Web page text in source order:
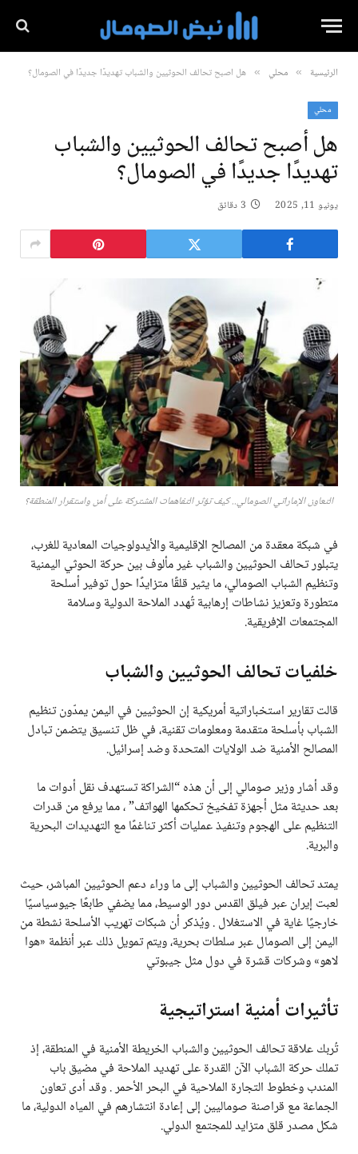
الرئيسية » محلي » هل أصبح تحالف الحوثيين والشباب تهديدًا جديدًا في الصومال؟
محلي
هل أصبح تحالف الحوثيين والشباب
تهديدًا جديدًا في الصومال؟
يونيو 11, 2025 3 دقائق
التعاون الإماراتي الصومالي.. كيف تؤثر التفاهمات المشتركة على أمن واستقرار المنطقة؟
في شبكة معقدة من المصالح الإقليمية والأيدولوجيات المعادية للغرب،
يتبلور تحالف الحوثيين والشباب غير مألوف بين حركة الحوثي اليمنية
وتنظيم الشباب الصومالي، ما يثير قلقًا متزايدًا حول توفير أسلحة
متطورة وتعزيز نشاطات إرهابية تُهدد الملاحة الدولية وسلامة
المجتمعات الإفريقية.
خلفيات تحالف الحوثيين والشباب
قالت تقارير استخباراتية أمريكية إن الحوثيين في اليمن يمدّون تنظيم
الشباب بأسلحة متقدمة ومعلومات تقنية، في ظل تنسيق يتضمن تبادل
المصالح الأمنية ضد الولايات المتحدة وضد إسرائيل.
وقد أشار وزير صومالي إلى أن هذه “الشراكة تستهدف نقل أدوات ما
بعد حديثة مثل أجهزة تفخيخ تحكمها الهواتف” ، مما يرفع من قدرات
التنظيم على الهجوم وتنفيذ عمليات أكثر تناغمًا مع التهديدات البحرية
والبرية.
يمتد تحالف الحوثيين والشباب إلى ما وراء دعم الحوثيين المباشر، حيث
لعبت إيران عبر فيلق القدس دور الوسيط، مما يضفي طابعًا جيوسياسيًا
خارجيًا غاية في الاستغلال . ويُذكر أن شبكات تهريب الأسلحة نشطة من
اليمن إلى الصومال عبر سلطات بحرية، ويتم تمويل ذلك عبر أنظمة «هوا
لاهو» وشركات قشرة في دول مثل جيبوتي
تأثيرات أمنية استراتيجية
تُربك علاقة تحالف الحوثيين والشباب الخريطة الأمنية في المنطقة، إذ
تملك حركة الشباب الآن القدرة على تهديد الملاحة في مضيق باب
المندب وخطوط التجارة الملاحية في البحر الأحمر . وقد أدى تعاون
الجماعة مع قراصنة صوماليين إلى إعادة انتشارهم في المياه الدولية، ما
شكل مصدر قلق متزايد للمجتمع الدولي.